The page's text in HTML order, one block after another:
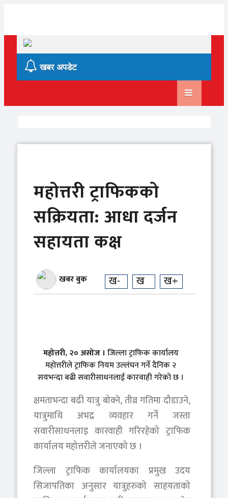
content
खबर अपडेट
महोत्तरी ट्राफिकको
सक्रियता: आधा दर्जन
सहायता कक्ष
खबर बुक ख- ख ख+
महोत्तरी, २० असोज । जिल्ला ट्राफिक कार्यालय
महोत्तरीले ट्राफिक नियम उल्लंघन गर्ने दैनिक २
सयभन्दा बढी सवारीसाधनलाई कारवाही गरेको छ ।
क्षमताभन्दा बढी यात्रु बोक्ने, तीव्र गतिमा दौडाउने,
यात्रुमाथि अभद्र व्यवहार गर्ने जस्ता
सवारीसाधनलाइ कारवाही गरिरहेको ट्राफिक
कार्यालय महोत्तरीले जनाएको छ ।
जिल्ला ट्राफिक कार्यालयका प्रमुख उदय
सिजापतिका अनुसार यात्रुहरुको साहयताको